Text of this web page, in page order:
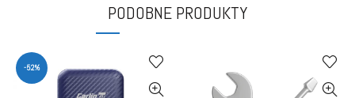
PODOBNE PRODUKTY
-52%